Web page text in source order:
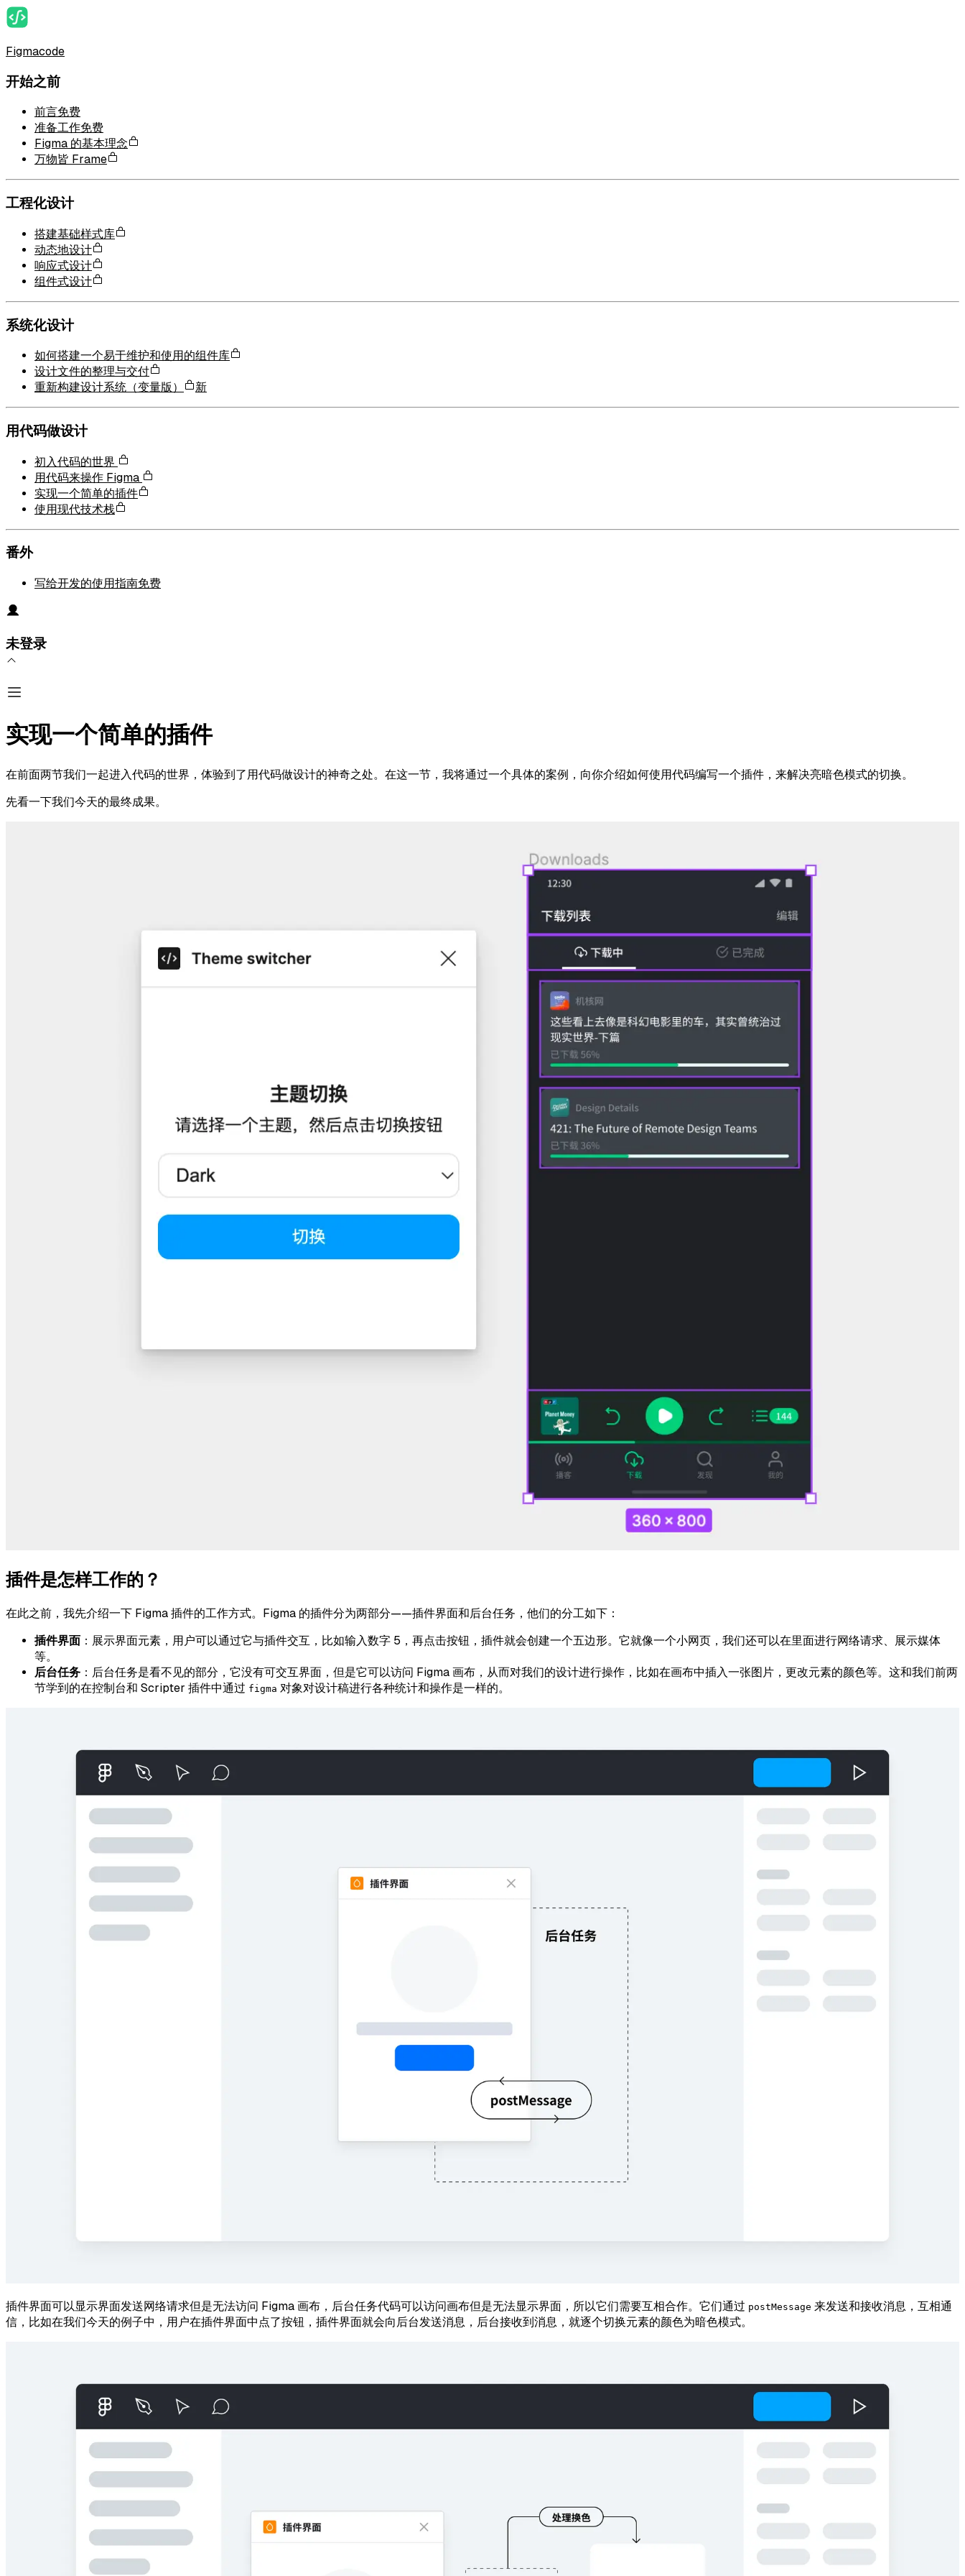
Figmacode
开始之前
前言免费
准备工作免费
Figma 的基本理念
万物皆 Frame
工程化设计
搭建基础样式库
动态地设计
响应式设计
组件式设计
系统化设计
如何搭建一个易于维护和使用的组件库
设计文件的整理与交付
重新构建设计系统（变量版）
新
用代码做设计
初入代码的世界
用代码来操作 Figma
实现一个简单的插件
使用现代技术栈
番外
写给开发的使用指南免费
未登录
实现一个简单的插件
在前面两节我们一起进入代码的世界，体验到了用代码做设计的神奇之处。在这一节，我将通过一个具体的案例，向你介绍如何使用代码编写一个插件，来解决亮暗色模式的切换。
先看一下我们今天的最终成果。
插件是怎样工作的？
在此之前，我先介绍一下 Figma 插件的工作方式。Figma 的插件分为两部分——插件界面和后台任务，他们的分工如下：
插件界面 ：展示界面元素，用户可以通过它与插件交互，比如输入数字 5，再点击按钮，插件就会创建一个五边形。它就像一个小网页，我们还可以在里面进行网络请求、展示媒体
等。
后台任务 ：后台任务是看不见的部分，它没有可交互界面，但是它可以访问 Figma 画布，从而对我们的设计进行操作，比如在画布中插入一张图片，更改元素的颜色等。这和我们前两
节学到的在控制台和 Scripter 插件中通过 figma 对象对设计稿进行各种统计和操作是一样的。
插件界面可以显示界面发送网络请求但是无法访问 Figma 画布，后台任务代码可以访问画布但是无法显示界面，所以它们需要互相合作。它们通过 postMessage 来发送和接收消息，互相通
信，比如在我们今天的例子中，用户在插件界面中点了按钮，插件界面就会向后台发送消息，后台接收到消息，就逐个切换元素的颜色为暗色模式。